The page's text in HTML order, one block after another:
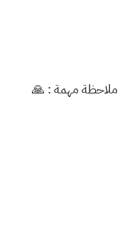
ملاحظة مهمة : 🙏